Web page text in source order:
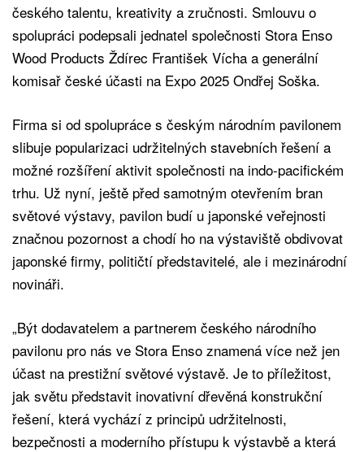
českého talentu, kreativity a zručnosti. Smlouvu o
spolupráci podepsali jednatel společnosti Stora Enso
Wood Products Ždírec František Vícha a generální
komisař české účasti na Expo 2025 Ondřej Soška.
Firma si od spolupráce s českým národním pavilonem
slibuje popularizaci udržitelných stavebních řešení a
možné rozšíření aktivit společnosti na indo-pacifickém
trhu. Už nyní, ještě před samotným otevřením bran
světové výstavy, pavilon budí u japonské veřejnosti
značnou pozornost a chodí ho na výstaviště obdivovat
japonské firmy, političtí představitelé, ale i mezinárodní
novináři.
„Být dodavatelem a partnerem českého národního
pavilonu pro nás ve Stora Enso znamená více než jen
účast na prestižní světové výstavě. Je to příležitost,
jak světu představit inovativní dřevěná konstrukční
řešení, která vychází z principů udržitelnosti,
bezpečnosti a moderního přístupu k výstavbě a která